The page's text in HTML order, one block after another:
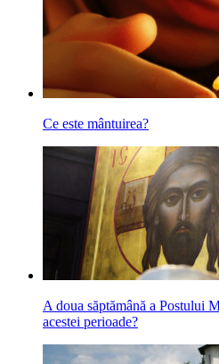
Ce este mântuirea?
A doua săptămână a Postului
acestei perioade?